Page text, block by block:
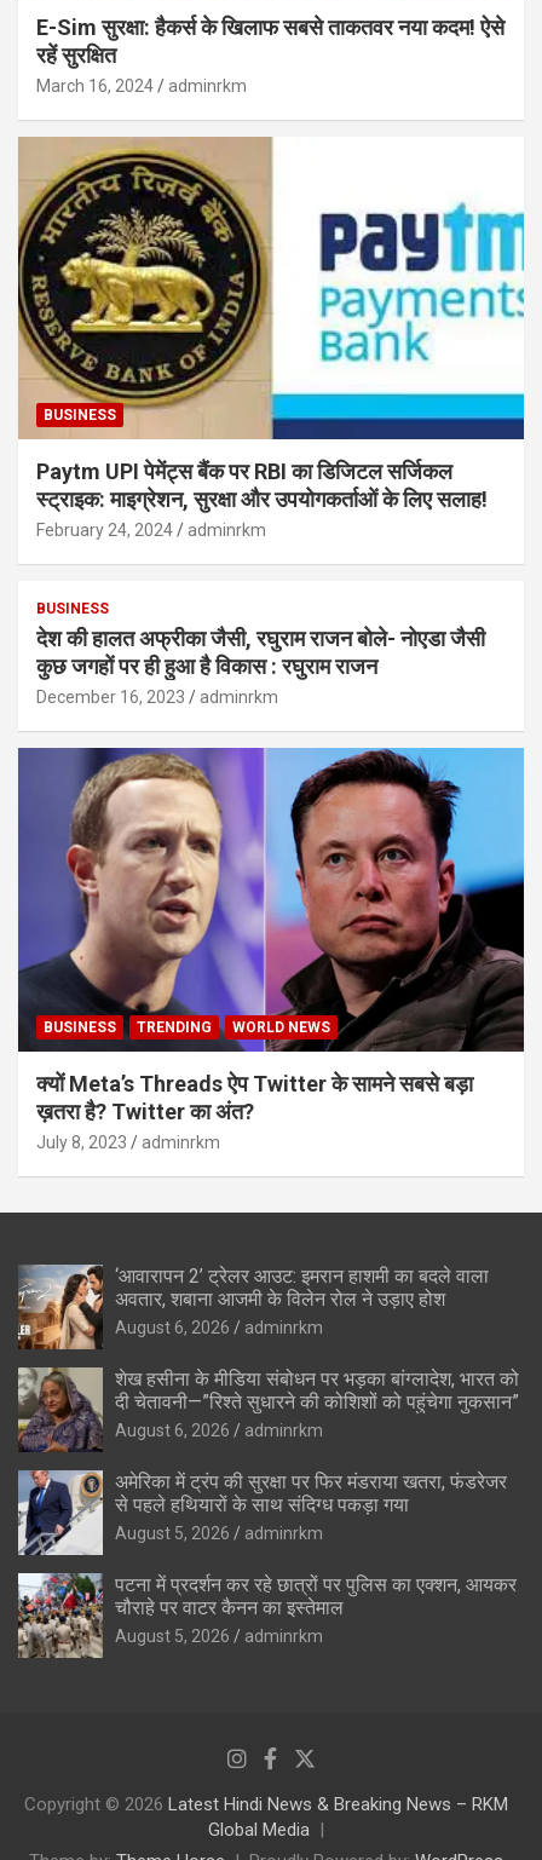
E-Sim सुरक्षा: हैकर्स के खिलाफ सबसे ताकतवर नया कदम! ऐसे
रहें सुरक्षित
March 16, 2024 adminrkm
BUSINESS
Paytm UPI पेमेंट्स बैंक पर RBI का डिजिटल सर्जिकल
स्ट्राइक: माइग्रेशन, सुरक्षा और उपयोगकर्ताओं के लिए सलाह!
February 24, 2024 adminrkm
BUSINESS
देश की हालत अफ्रीका जैसी, रघुराम राजन बोले- नोएडा जैसी
कुछ जगहों पर ही हुआ है विकास : रघुराम राजन
December 16, 2023 adminrkm
BUSINESS TRENDING WORLD NEWS
क्यों Meta’s Threads ऐप Twitter के सामने सबसे बड़ा
ख़तरा है? Twitter का अंत?
July 8, 2023 adminrkm
‘आवारापन 2’ ट्रेलर आउट: इमरान हाशमी का बदले वाला
अवतार, शबाना आजमी के विलेन रोल ने उड़ाए होश
August 6, 2026 adminrkm
शेख हसीना के मीडिया संबोधन पर भड़का बांग्लादेश, भारत को
दी चेतावनी—”रिश्ते सुधारने की कोशिशों को पहुंचेगा नुकसान”
August 6, 2026 adminrkm
अमेरिका में ट्रंप की सुरक्षा पर फिर मंडराया खतरा, फंडरेजर
से पहले हथियारों के साथ संदिग्ध पकड़ा गया
August 5, 2026 adminrkm
पटना में प्रदर्शन कर रहे छात्रों पर पुलिस का एक्शन, आयकर
चौराहे पर वाटर कैनन का इस्तेमाल
August 5, 2026 adminrkm
Copyright © 2026 Latest Hindi News & Breaking News – RKM
Global Media